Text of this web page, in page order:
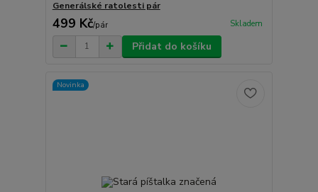
Generálské ratolesti pár
499 Kč/pár Skladem
Přidat do košíku
Novinka